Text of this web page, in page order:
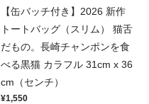
【缶バッチ付き】2026 新作
トートバッグ（スリム） 猫舌
だもの。長崎チャンポンを食
べる黒猫 カラフル 31cm x 36
cm（センチ）
¥1,550